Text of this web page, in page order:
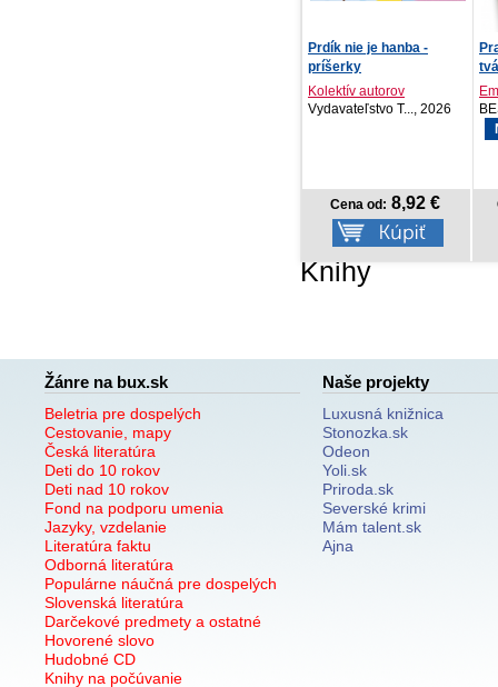
Pravá tvár lásky, Pravá
tvár šťastia
Emily D. Beňová
BESTSELLER, 2026
Cena od:14,92 €
V
Knihy
Žánre na bux.sk
Beletria pre dospelých
Cestovanie, mapy
Česká literatúra
Deti do 10 rokov
Deti nad 10 rokov
Fond na podporu umenia
Jazyky, vzdelanie
Literatúra faktu
Odborná literatúra
Populárne náučná pre dospelých
Slovenská literatúra
Darčekové predmety a ostatné
Hovorené slovo
Hudobné CD
Knihy na počúvanie
Naše projekty
Luxusná knižnica
Stonozka.sk
Odeon
Yoli.sk
Priroda.sk
Severské krimi
Mám talent.sk
Ajna